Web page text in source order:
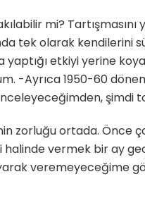
mi?
tek olarak
yaptığı etkiyi yerine
-Ayrıca 1950-60
şimdi
zorluğu ortada. Önce
halinde vermek bir ay
veremeyeceğime